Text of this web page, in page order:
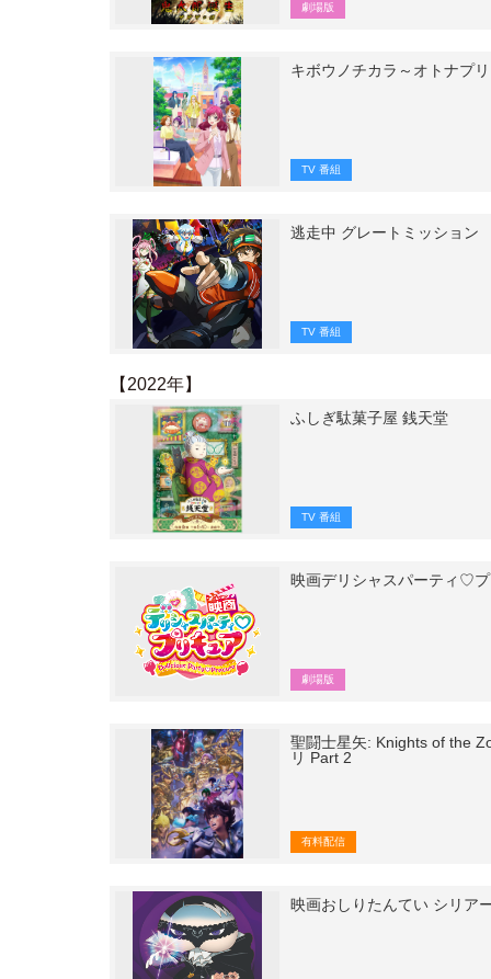
劇場版
キボウノチカラ～オトナプ
TV 番組
逃走中 グレートミッション
TV 番組
【2022年】
ふしぎ駄菓子屋 銭天堂
TV 番組
映画デリシャスパーティ♡
劇場版
聖闘士星矢: Knights of the
リ Part 2
有料配信
映画おしりたんてい シリア